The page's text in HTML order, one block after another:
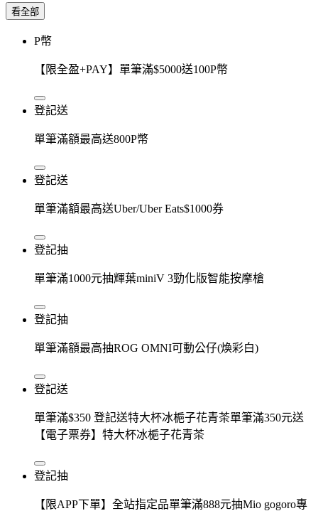
看全部
P幣
【限全盈+PAY】單筆滿$5000送100P幣
登記送
單筆滿額最高送800P幣
登記送
單筆滿額最高送Uber/Uber Eats$1000券
登記抽
單筆滿1000元抽輝葉miniV 3勁化版智能按摩槍
登記抽
單筆滿額最高抽ROG OMNI可動公仔(煥彩白​)
登記送
單筆滿$350 登記送特大杯冰梔子花青茶單筆滿350元送
【電子票券】特大杯冰梔子花青茶
登記抽
【限APP下單】全站指定品單筆滿888元抽Mio gogoro專